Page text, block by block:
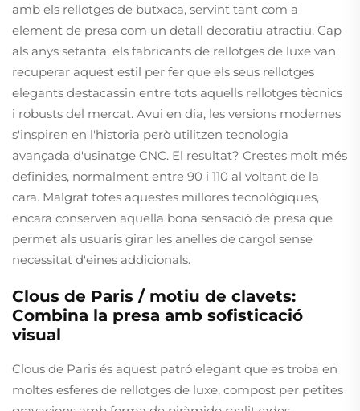
amb els rellotges de butxaca, servint tant com a
element de presa com un detall decoratiu atractiu. Cap
als anys setanta, els fabricants de rellotges de luxe van
recuperar aquest estil per fer que els seus rellotges
elegants destacassin entre tots aquells rellotges tècnics
i robusts del mercat. Avui en dia, les versions modernes
s'inspiren en l'historia però utilitzen tecnologia
avançada d'usinatge CNC. El resultat? Crestes molt més
definides, normalment entre 90 i 110 al voltant de la
cara. Malgrat totes aquestes millores tecnològiques,
encara conserven aquella bona sensació de presa que
permet als usuaris girar les anelles de cargol sense
necessitat d'eines addicionals.
Clous de Paris / motiu de clavets:
Combina la presa amb sofisticació
visual
Clous de Paris és aquest patró elegant que es troba en
moltes esferes de rellotges de luxe, compost per petites